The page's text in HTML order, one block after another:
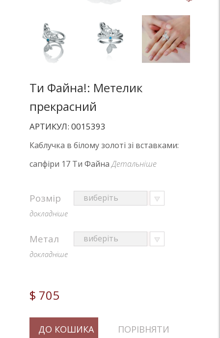
Ти Файна!: Метелик
прекрасний
АРТИКУЛ: 0015393
Каблучка в білому золоті зі вставками:
сапфіри 17 Ти ФайнаДетальніше
Розмір
докладніше
Метал
докладніше
$ 705
ДО КОШИКА ПОРІВНЯТИ